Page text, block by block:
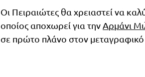
Οι Πειραιώτες θα χρειαστεί να
οποίος αποχωρεί για τηνΑρμάνι
σε πρώτο πλάνο στον